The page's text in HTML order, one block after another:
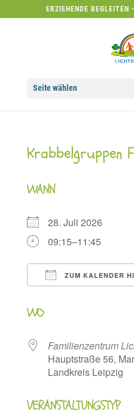
ERZIEHENDE BEGLEITEN
Seite wählen
Krabbelgruppen
WANN
28. Juli 2026
09:15–11:45
ZUM KALENDER
WO
Familienzentrum
Hauptstraße 56,
Landkreis Leipzig
VERANSTALTUNGSTYP